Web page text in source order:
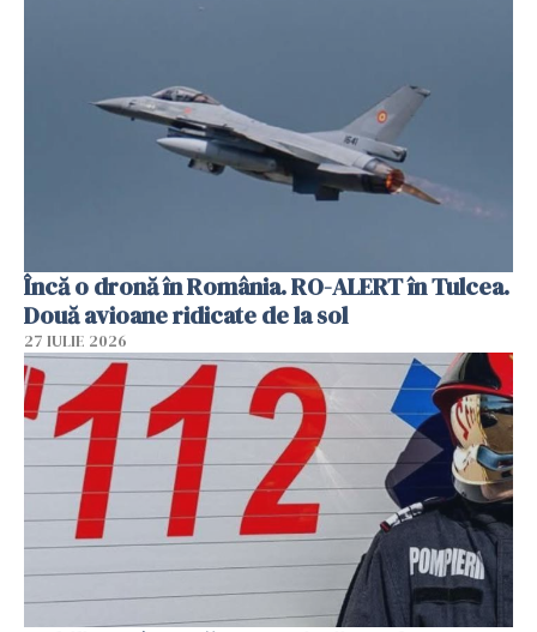
Încă o dronă în România. RO-ALERT în Tulcea.
Două avioane ridicate de la sol
27 IULIE 2026